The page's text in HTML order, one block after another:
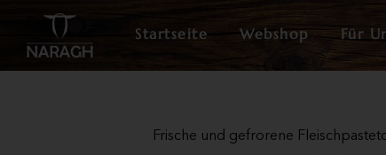
Startseite Webshop Für
Frische und gefrorene